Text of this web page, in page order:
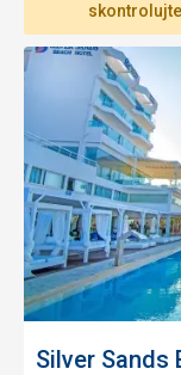
Silver Sands